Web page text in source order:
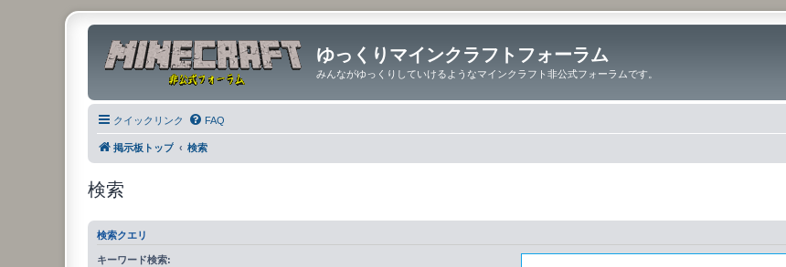
ゆっくりマインクラフトフォーラム
みんながゆっくりしていけるようなマインクラフト非公式フォーラムです。
クイックリンク FAQ
掲示板トップ 検索
検索
検索クエリ
キーワード検索: